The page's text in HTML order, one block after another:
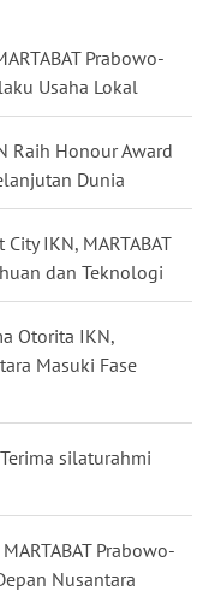
Prabowo-
Usaha Lokal
Raih Honour Award
Dunia
IKN, MARTABAT
dan Teknologi
Otorita IKN,
Masuki Fase
silaturahmi
Prabowo-
Nusantara